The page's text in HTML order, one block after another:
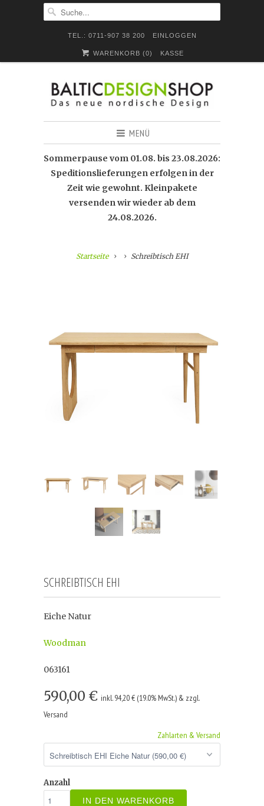
TEL.: 0711-907 38 200 EINLOGGEN
WARENKORB (0) KASSE
MENÜ
Sommerpause vom 01.08. bis 23.08.2026:
Speditionslieferungen erfolgen in der
Zeit wie gewohnt. Kleinpakete
versenden wir wieder ab dem
24.08.2026.
Startseite Schreibtisch EHI
SCHREIBTISCH EHI
Eiche Natur
Woodman
063161
590,00 € inkl. 94,20 € (19.0% MwSt.) & zzgl.
Versand
Zahlarten & Versand
Anzahl
IN DEN WARENKORB